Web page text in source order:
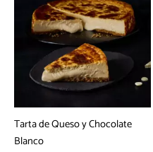
opciones
se
pueden
elegir
la
página
Tarta de Queso y Chocolate
Blanco